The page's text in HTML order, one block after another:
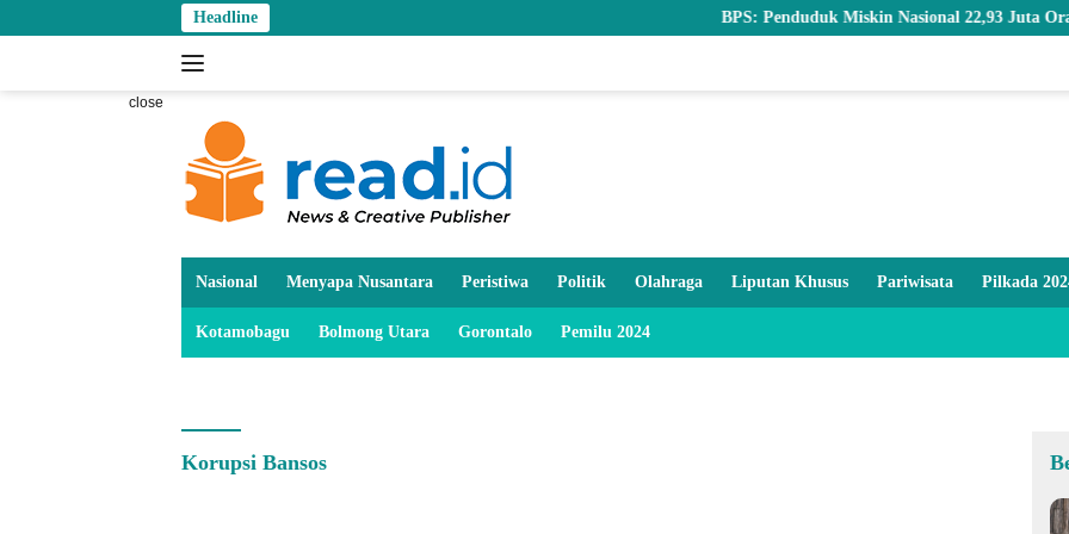
to
Headline BPS: Penduduk Miskin Nasional 22,93 Juta Orang,
close
Nasional Menyapa Nusantara Peristiwa Politik Olahraga Liputan Khusus Pariwisata Pilkada
Kotamobagu Bolmong Utara Gorontalo Pemilu 2024
Korupsi Bansos